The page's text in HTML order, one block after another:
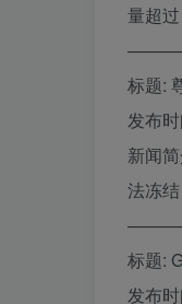
量超
标题:
发布
新闻
法冻
标题:
发布